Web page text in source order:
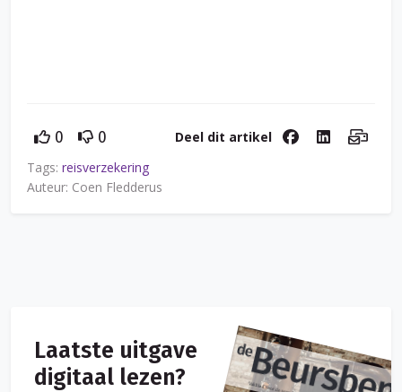
0 0
Deel dit artikel
Tags: reisverzekering
Auteur: Coen Fledderus
Laatste uitgave
digitaal lezen?